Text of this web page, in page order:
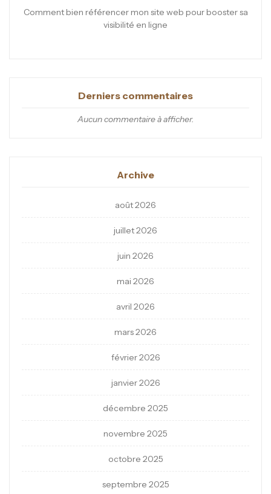
Comment bien référencer mon site web pour booster sa
visibilité en ligne
Derniers commentaires
Aucun commentaire à afficher.
Archive
août 2026
juillet 2026
juin 2026
mai 2026
avril 2026
mars 2026
février 2026
janvier 2026
décembre 2025
novembre 2025
octobre 2025
septembre 2025